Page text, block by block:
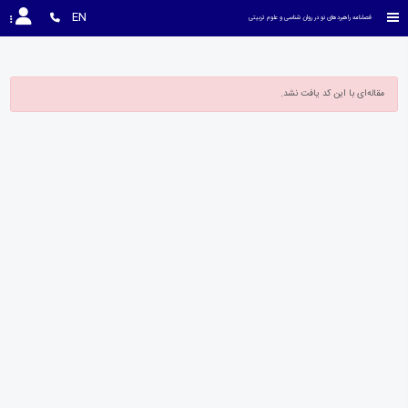
فصلنامه راهبردهای نو در روان شناسی و علوم تربیتی EN
مقاله‌ای با این کد یافت نشد.